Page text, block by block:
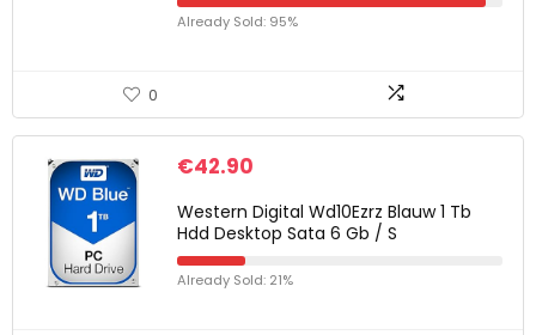
Already Sold: 95%
0
€42.90
Western Digital Wd10Ezrz Blauw 1 Tb
Hdd Desktop Sata 6 Gb / S
Already Sold: 21%